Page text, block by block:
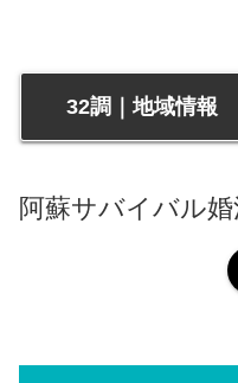
32調｜地域情報
阿蘇サバイバル